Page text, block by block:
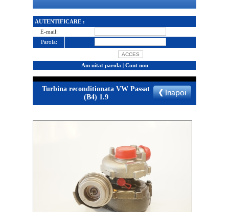
AUTENTIFICARE :
E-mail:
Parola:
Am uitat parola | Cont nou
Turbina reconditionata VW Passat
(B4) 1.9